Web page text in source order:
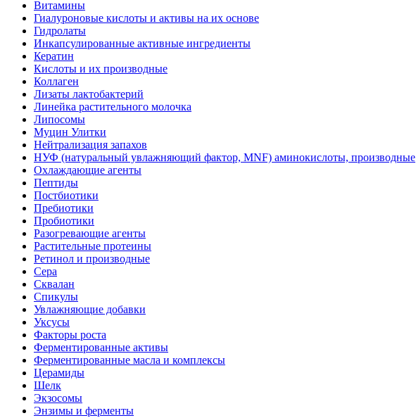
Витамины
Гиалуроновые кислоты и активы на их основе
Гидролаты
Инкапсулированные активные ингредиенты
Кератин
Кислоты и их производные
Коллаген
Лизаты лактобактерий
Линейка растительного молочка
Липосомы
Муцин Улитки
Нейтрализация запахов
НУФ (натуральный увлажняющий фактор, MNF) аминокислоты, производные
Охлаждающие агенты
Пептиды
Постбиотики
Пребиотики
Пробиотики
Разогревающие агенты
Растительные протеины
Ретинол и производные
Сера
Сквалан
Спикулы
Увлажняющие добавки
Уксусы
Факторы роста
Ферментированные активы
Ферментированные масла и комплексы
Церамиды
Шелк
Экзосомы
Энзимы и ферменты